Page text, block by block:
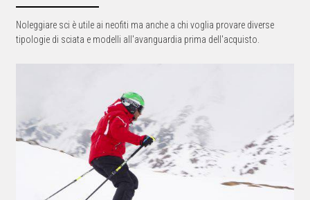
Noleggiare sci è utile ai neofiti ma anche a chi voglia provare diverse
tipologie di sciata e modelli all'avanguardia prima dell'acquisto.